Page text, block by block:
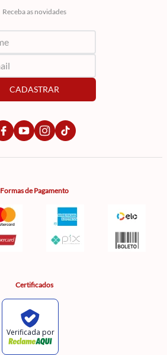
Receba as novidades
CADASTRAR
Formas de Pagamento
Certificados